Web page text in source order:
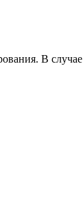
В случае